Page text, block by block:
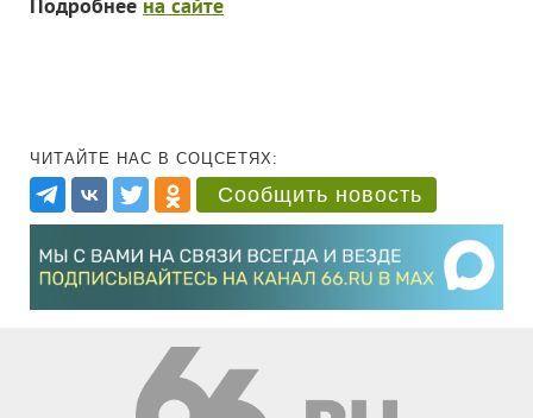
ЧИТАЙТЕ НАС В СОЦСЕТЯХ:
Сообщить новость